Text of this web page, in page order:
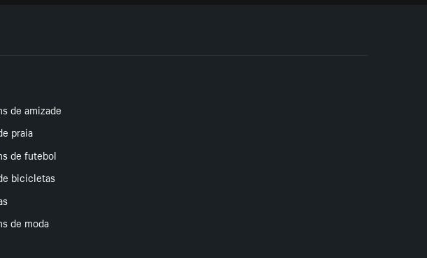
de amizade
praia
de futebol
bicicletas
de moda